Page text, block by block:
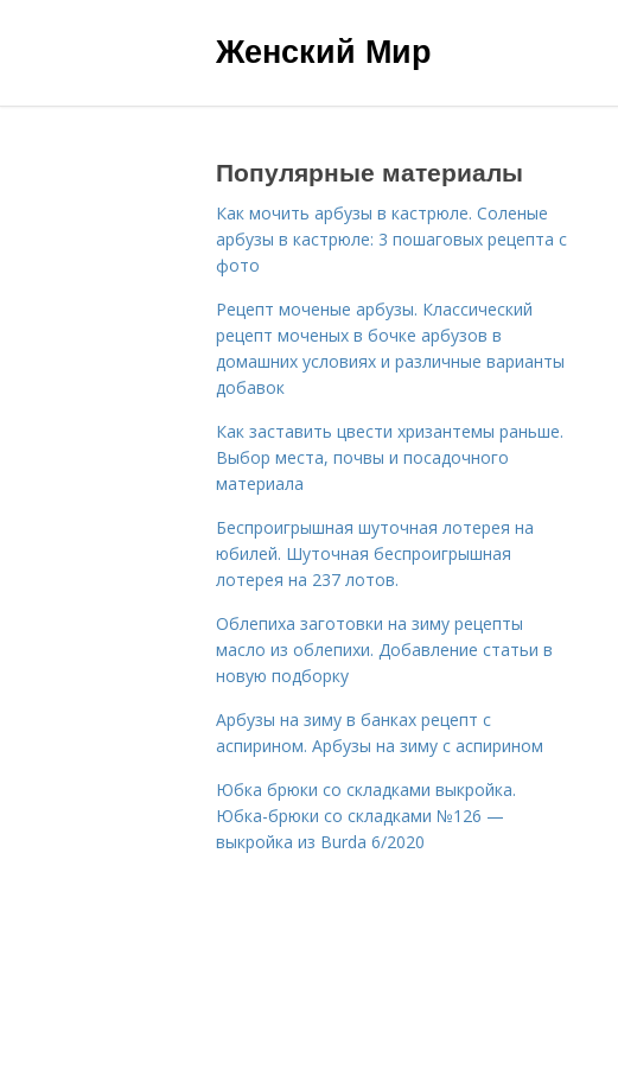
Женский Мир
Популярные материалы
Как мочить арбузы в кастрюле. Соленые
арбузы в кастрюле: 3 пошаговых рецепта с
фото
Рецепт моченые арбузы. Классический
рецепт моченых в бочке арбузов в
домашних условиях и различные варианты
добавок
Как заставить цвести хризантемы раньше.
Выбор места, почвы и посадочного
материала
Беспроигрышная шуточная лотерея на
юбилей. Шуточная беспроигрышная
лотерея на 237 лотов.
Облепиха заготовки на зиму рецепты
масло из облепихи. Добавление статьи в
новую подборку
Арбузы на зиму в банках рецепт с
аспирином. Арбузы на зиму с аспирином
Юбка брюки со складками выкройка.
Юбка-брюки со складками №126 —
выкройка из Burda 6/2020